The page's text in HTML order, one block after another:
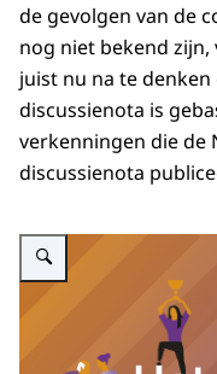
de gevolgen van de
nog niet bekend
juist nu na te
discussienota is
verkenningen die de
discussienota
Vergroot afbeelding Het